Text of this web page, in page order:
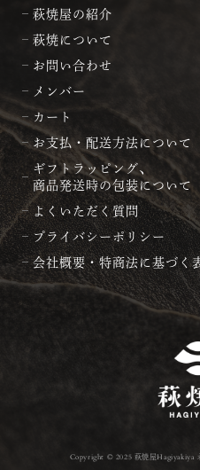
萩焼屋の紹介
萩焼について
お問い合わせ
メンバー
カート
お支払・配送方法について
ギフトラッピング、
商品発送時の包装について
よくいただく質問
プライバシーポリシー
会社概要・特商法に基づく
Copyright © 2025 萩焼屋Hagiyakiya